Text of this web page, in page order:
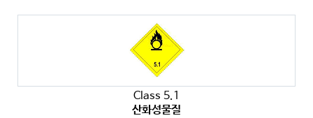
Class 5.1
산화성물질